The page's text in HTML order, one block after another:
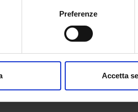
sulla tua posizione
consenso in qualsiasi momento
Preferenze
Accetta
SOCIOLOGY